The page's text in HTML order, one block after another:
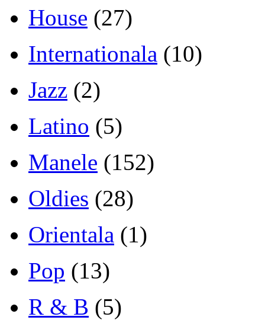
House (27)
Internationala (10)
Jazz (2)
Latino (5)
Manele (152)
Oldies (28)
Orientala (1)
Pop (13)
R & B (5)